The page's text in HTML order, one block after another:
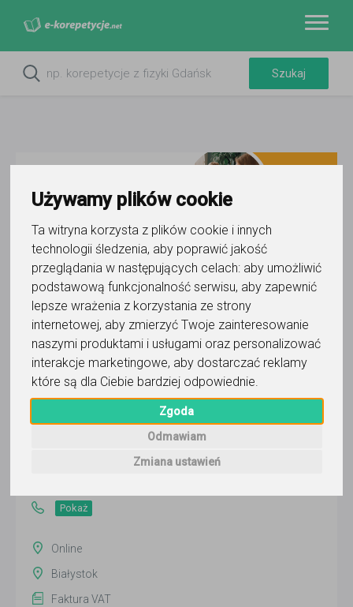
Używamy plików cookie
Ta witryna korzysta z plików cookie i innych
technologii śledzenia, aby poprawić jakość
przeglądania w następujących celach: aby umożliwić
podstawową funkcjonalność serwisu, aby zapewnić
lepsze wrażenia z korzystania ze strony
internetowej, aby zmierzyć Twoje zainteresowanie
naszymi produktami i usługami oraz personalizować
interakcje marketingowe, aby dostarczać reklamy
które są dla Ciebie bardziej odpowiednie
Zgoda
Odmawiam
Zmiana ustawień
Do ulubionych
Oznacz wystąpienie kontaktu
Naukownik
Wyślij wiadomość
Pokaż
Online
Białystok
Faktura VAT